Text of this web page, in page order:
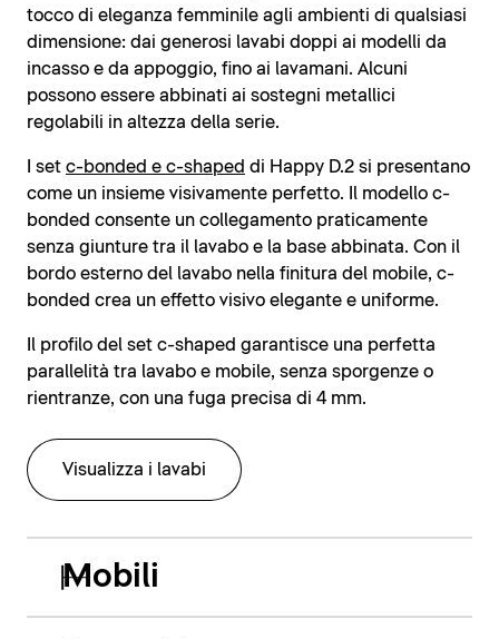
tocco di eleganza femminile agli ambienti di qualsiasi
dimensione: dai generosi lavabi doppi ai modelli da
incasso e da appoggio, fino ai lavamani. Alcuni
possono essere abbinati ai sostegni metallici
regolabili in altezza della serie.
I set c-bonded e c-shaped di Happy D.2 si presentano
come un insieme visivamente perfetto. Il modello c-
bonded consente un collegamento praticamente
senza giunture tra il lavabo e la base abbinata. Con il
bordo esterno del lavabo nella finitura del mobile, c-
bonded crea un effetto visivo elegante e uniforme.
Il profilo del set c-shaped garantisce una perfetta
parallelità tra lavabo e mobile, senza sporgenze o
rientranze, con una fuga precisa di 4 mm.
Visualizza i lavabi
Mobili